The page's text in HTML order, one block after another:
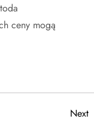
ceny mogą
Next